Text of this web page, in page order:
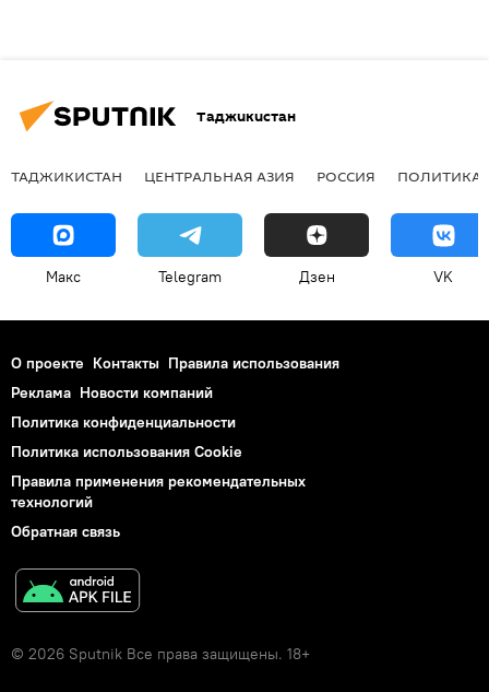
Таджикистан
ТАДЖИКИСТАН ЦЕНТРАЛЬНАЯ АЗИЯ РОССИЯ ПОЛИТИКА
Макс Telegram Дзен VK
О проекте Контакты Правила использования
Реклама Новости компаний
Политика конфиденциальности
Политика использования Cookie
Правила применения рекомендательных
технологий
Обратная связь
© 2026 Sputnik Все права защищены. 18+